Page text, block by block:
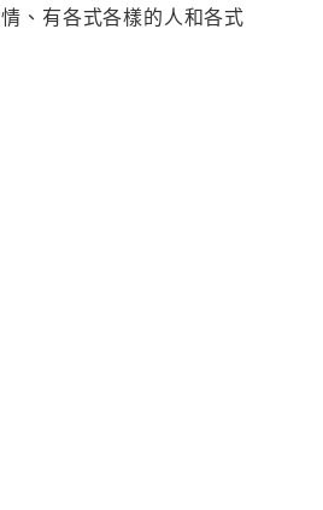
、有各式各樣的人和各式